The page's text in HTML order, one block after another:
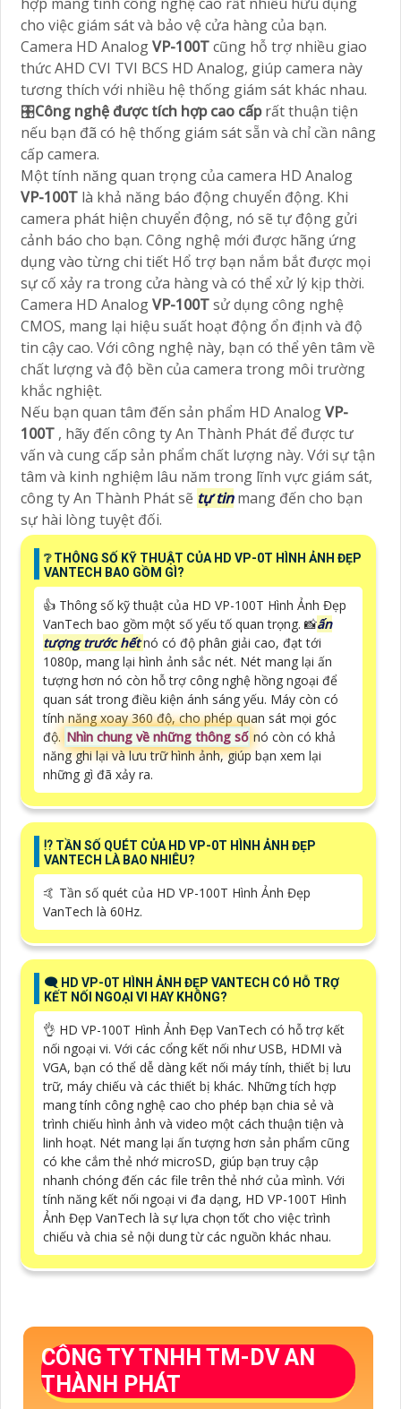
cho việc giám sát và bảo vệ cửa hàng của bạn.
Camera HD AnalogVP-100Tcũng hỗ trợ nhiều giao
thức AHD CVI TVI BCS HD Analog, giúp camera này
tương thích với nhiều hệ thống giám sát khác nhau.
🎛Công nghệ được tích hợp cao cấprất thuận tiện
nếu bạn đã có hệ thống giám sát sẵn và chỉ cần nâng
cấp camera.
Một tính năng quan trọng của camera HD Analog
VP-100T là khả năng báo động chuyển động. Khi
camera phát hiện chuyển động, nó sẽ tự động gửi
cảnh báo cho bạn. Công nghệ mới được hãng ứng
dụng vào từng chi tiết Hổ trợ bạn nắm bắt được mọi
sự cố xảy ra trong cửa hàng và có thể xử lý kịp thời.
Camera HD AnalogVP-100Tsử dụng công nghệ
CMOS, mang lại hiệu suất hoạt động ổn định và độ
tin cậy cao. Với công nghệ này, bạn có thể yên tâm về
chất lượng và độ bền của camera trong môi trường
khắc nghiệt.
Nếu bạn quan tâm đến sản phẩm HD AnalogVP-
100T , hãy đến công ty An Thành Phát để được tư
vấn và cung cấp sản phẩm chất lượng này. Với sự tận
tâm và kinh nghiệm lâu năm trong lĩnh vực giám sát,
công ty An Thành Phát sẽ tự tinmang đến cho bạn
sự hài lòng tuyệt đối.
❔ THÔNG SỐ KỸ THUẬT CỦA HD VP-0T HÌNH ẢNH ĐẸP
VANTECH BAO GỒM GÌ?
👍 Thông số kỹ thuật của HD VP-100T Hình Ảnh Đẹp
VanTech bao gồm một số yếu tố quan trọng. 📸ấn
tượng trước hếtnó có độ phân giải cao, đạt tới
1080p, mang lại hình ảnh sắc nét. Nét mang lại ấn
tượng hơn nó còn hỗ trợ công nghệ hồng ngoại để
quan sát trong điều kiện ánh sáng yếu. Máy còn có
tính năng xoay 360 độ, cho phép quan sát mọi góc
độ. Nhìn chung về những thông số nó còn có khả
năng ghi lại và lưu trữ hình ảnh, giúp bạn xem lại
những gì đã xảy ra.
⁉️ TẦN SỐ QUÉT CỦA HD VP-0T HÌNH ẢNH ĐẸP
VANTECH LÀ BAO NHIÊU?
🤙 Tần số quét của HD VP-100T Hình Ảnh Đẹp
VanTech là 60Hz.
🗨️ HD VP-0T HÌNH ẢNH ĐẸP VANTECH CÓ HỖ TRỢ
KẾT NỐI NGOẠI VI HAY KHÔNG?
👌 HD VP-100T Hình Ảnh Đẹp VanTech có hỗ trợ kết
nối ngoại vi. Với các cổng kết nối như USB, HDMI và
VGA, bạn có thể dễ dàng kết nối máy tính, thiết bị lưu
trữ, máy chiếu và các thiết bị khác. Những tích hợp
mang tính công nghệ cao cho phép bạn chia sẻ và
trình chiếu hình ảnh và video một cách thuận tiện và
linh hoạt. Nét mang lại ấn tượng hơn sản phẩm cũng
có khe cắm thẻ nhớ microSD, giúp bạn truy cập
nhanh chóng đến các file trên thẻ nhớ của mình. Với
tính năng kết nối ngoại vi đa dạng, HD VP-100T Hình
Ảnh Đẹp VanTech là sự lựa chọn tốt cho việc trình
chiếu và chia sẻ nội dung từ các nguồn khác nhau.
CÔNG TY TNHH TM-DV AN
THÀNH PHÁT